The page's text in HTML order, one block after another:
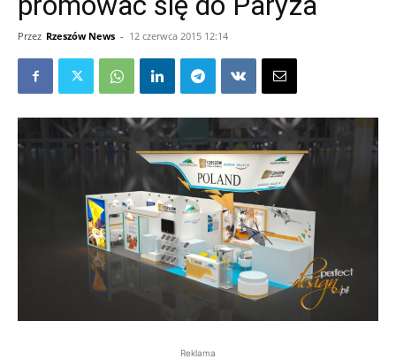
Przez Rzeszów News - 12 czerwca 2015 12:14
Reklama